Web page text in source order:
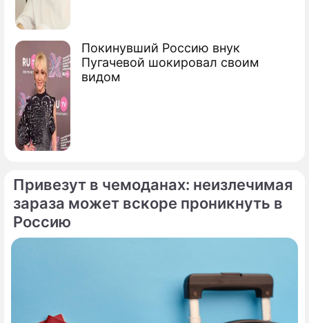
Покинувший Россию внук
Пугачевой шокировал своим
видом
Привезут в чемоданах: неизлечимая
зараза может вскоре проникнуть в
Россию